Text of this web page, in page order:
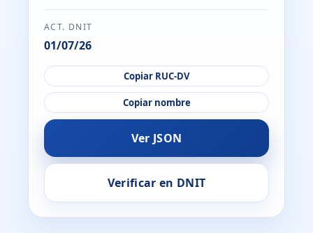
ACT. DNIT
01/07/26
Copiar RUC-DV
Copiar nombre
Ver JSON
Verificar en DNIT